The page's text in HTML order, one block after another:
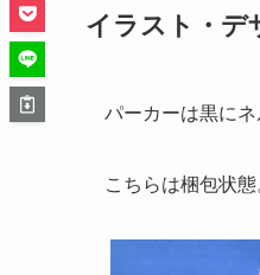
イラスト・デ
パーカーは黒に
こちらは梱包状態